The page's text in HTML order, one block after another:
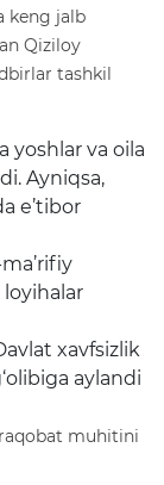
keng jalb
Qiziloy
tashkil
yoshlar va oila
Ayniqsa,
e’tibor
xavfsizlik
aylandi
muhitini